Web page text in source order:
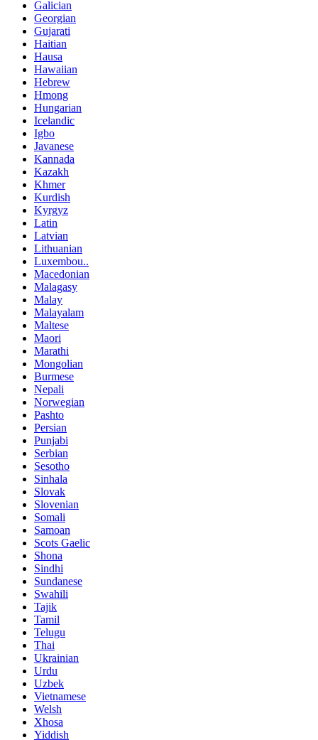
Galician
Georgian
Gujarati
Haitian
Hausa
Hawaiian
Hebrew
Hmong
Hungarian
Icelandic
Igbo
Javanese
Kannada
Kazakh
Khmer
Kurdish
Kyrgyz
Latin
Latvian
Lithuanian
Luxembou..
Macedonian
Malagasy
Malay
Malayalam
Maltese
Maori
Marathi
Mongolian
Burmese
Nepali
Norwegian
Pashto
Persian
Punjabi
Serbian
Sesotho
Sinhala
Slovak
Slovenian
Somali
Samoan
Scots Gaelic
Shona
Sindhi
Sundanese
Swahili
Tajik
Tamil
Telugu
Thai
Ukrainian
Urdu
Uzbek
Vietnamese
Welsh
Xhosa
Yiddish